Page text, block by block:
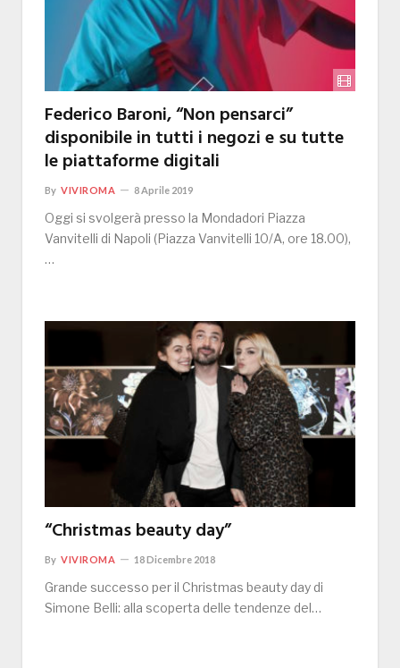
Federico Baroni, “Non pensarci”
disponibile in tutti i negozi e su tutte
le piattaforme digitali
By VIVIROMA 8 Aprile 2019
Oggi si svolgerà presso la Mondadori Piazza
Vanvitelli di Napoli (Piazza Vanvitelli 10/A, ore 18.00),
…
“Christmas beauty day”
By VIVIROMA 18 Dicembre 2018
Grande successo per il Christmas beauty day di
Simone Belli: alla scoperta delle tendenze del…